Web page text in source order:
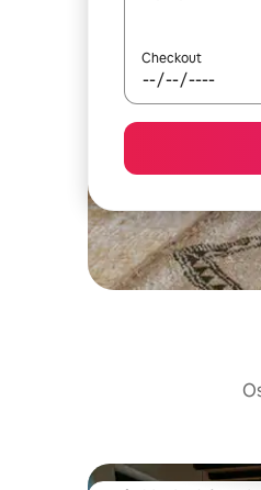
Checkout